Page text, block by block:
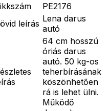
PE2176
leírás Lena darus
autó
64 cm hosszú
óriás darus
autó. 50 kg-os
teherbírásának
köszönhetően
rá is lehet ülni.
Működő